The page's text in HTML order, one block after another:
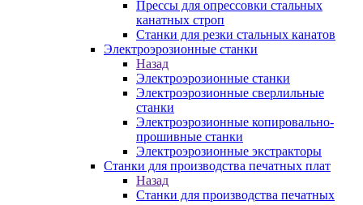
Прессы для опрессовки стальных
канатных строп
Станки для резки стальных канатов
Электроэрозионные станки
Назад
Электроэрозионные станки
Электроэрозионные сверлильные
станки
Электроэрозионные копировально-
прошивные станки
Электроэрозионные экстракторы
Станки для производства печатных плат
Назад
Станки для производства печатных